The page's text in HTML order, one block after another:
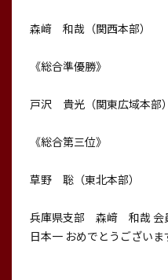
森﨑 和哉（関西本部）
《総合準優勝》
戸沢 貴光（関東広域本部）
《総合第三位》
草野 聡（東北本部）
兵庫県支部 森﨑 和哉 会
日本一 おめでとうございま